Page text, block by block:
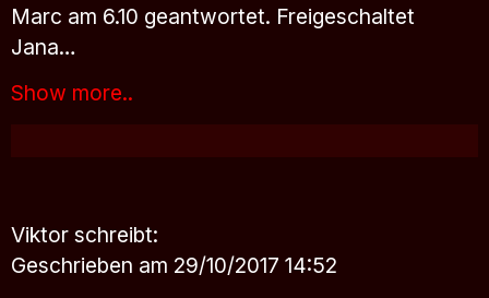
Marc am 6.10 geantwortet. Freigeschaltet
Jana…
Show more..
Viktor schreibt:
Geschrieben am 29/10/2017 14:52